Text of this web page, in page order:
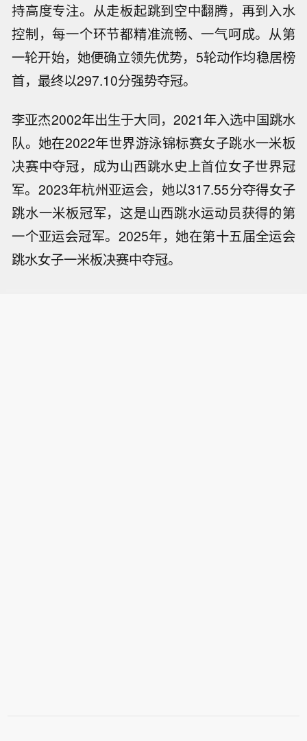
持高度专注。从走板起跳到空中翻腾，再到入水
控制，每一个环节都精准流畅、一气呵成。从第
一轮开始，她便确立领先优势，5轮动作均稳居榜
首，最终以297.10分强势夺冠。
李亚杰2002年出生于大同，2021年入选中国跳水
队。她在2022年世界游泳锦标赛女子跳水一米板
决赛中夺冠，成为山西跳水史上首位女子世界冠
军。2023年杭州亚运会，她以317.55分夺得女子
跳水一米板冠军，这是山西跳水运动员获得的第
一个亚运会冠军。2025年，她在第十五届全运会
跳水女子一米板决赛中夺冠。